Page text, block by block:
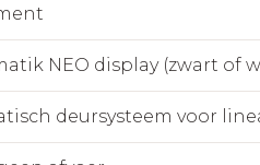
NEO display (zwart of
deursysteem voor